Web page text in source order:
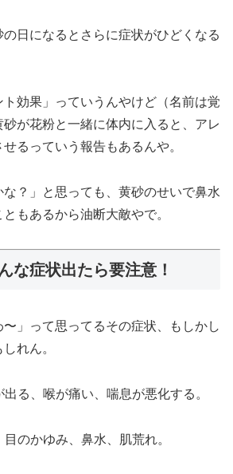
日になるとさらに症状がひどくなる
効果」っていうんやけど（名前は覚
砂が花粉と一緒に体内に入ると、アレ
るっていう報告もあるんや。
な？」と思っても、黄砂のせいで鼻水
もあるから油断大敵やで。
な症状出たら要注意！
〜」って思ってるその症状、もしかし
れん。
出る、喉が痛い、喘息が悪化する。
目のかゆみ、鼻水、肌荒れ。